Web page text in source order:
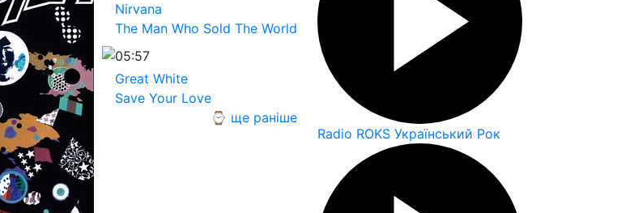
Nirvana
The Man Who Sold The World
05:57
Great White
Save Your Love
⌚ ще раніше
Radio ROKS Український Рок